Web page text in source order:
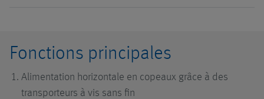
Fonctions principales
Alimentation horizontale en copeaux grâce à des
transporteurs à vis sans fin